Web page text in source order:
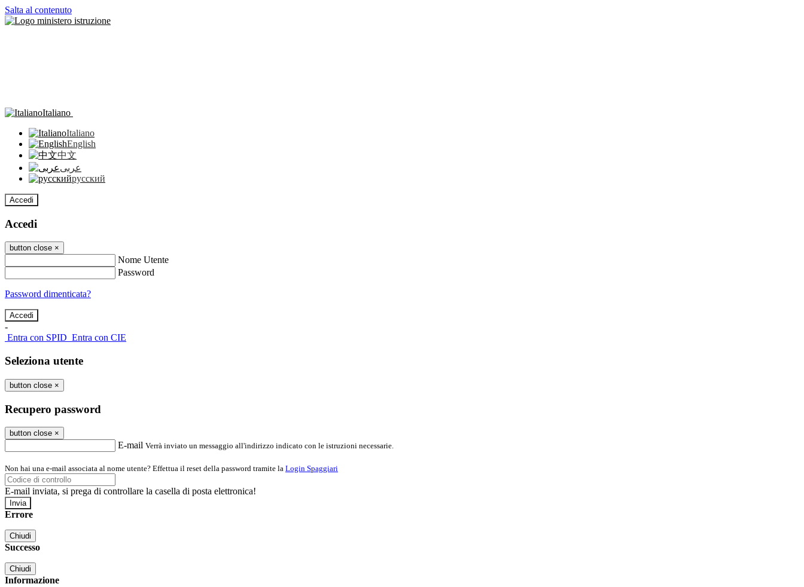
Salta al contenuto
Italiano
Italiano
English
中文
عربى
русский
Accedi
Accedi
button close ×
Nome Utente
Password
Password dimenticata?
-
Entra con SPID Entra con CIE
Seleziona utente
button close ×
Recupero password
button close ×
E-mail Verrà inviato un messaggio all'indirizzo indicato con le istruzioni necessarie.
Non hai una e-mail associata al nome utente? Effettua il reset della password tramite la Login Spaggiari
E-mail inviata, si prega di controllare la casella di posta elettronica!
Errore
Chiudi
Successo
Chiudi
Informazione